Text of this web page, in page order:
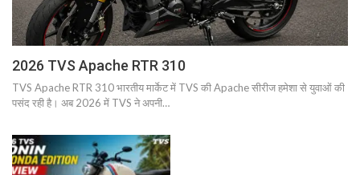
2026 TVS Apache RTR 310
TVS Apache RTR 310 भारतीय मार्केट में TVS की Apache सीरीज हमेशा से युवाओं की
पसंद रही है। अब 2026 में TVS ने अपनी…